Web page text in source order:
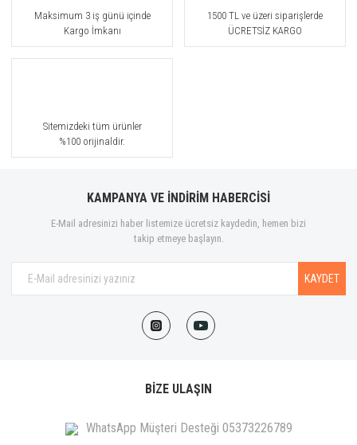
Maksimum 3 iş günü içinde
Kargo İmkanı
1500 TL ve üzeri siparişlerde
ÜCRETSİZ KARGO
Sitemizdeki tüm ürünler
%100 orijinaldir.
KAMPANYA VE İNDİRİM HABERCİSİ
E-Mail adresinizi haber listemize ücretsiz kaydedin, hemen bizi
takip etmeye başlayın.
KAYDET
BİZE ULAŞIN
WhatsApp Müşteri Desteği 05373226789